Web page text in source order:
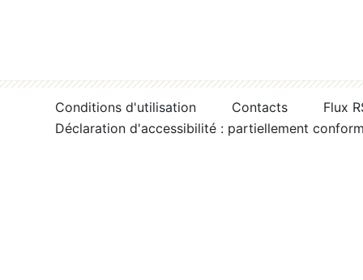
Conditions d'utilisation Contacts
Flux
Déclaration d'accessibilité : partiellement